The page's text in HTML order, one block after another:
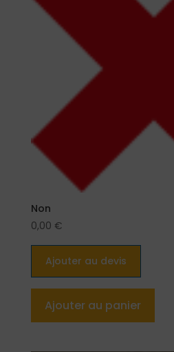
Non
0,00 €
Ajouter au devis
Ajouter au panier